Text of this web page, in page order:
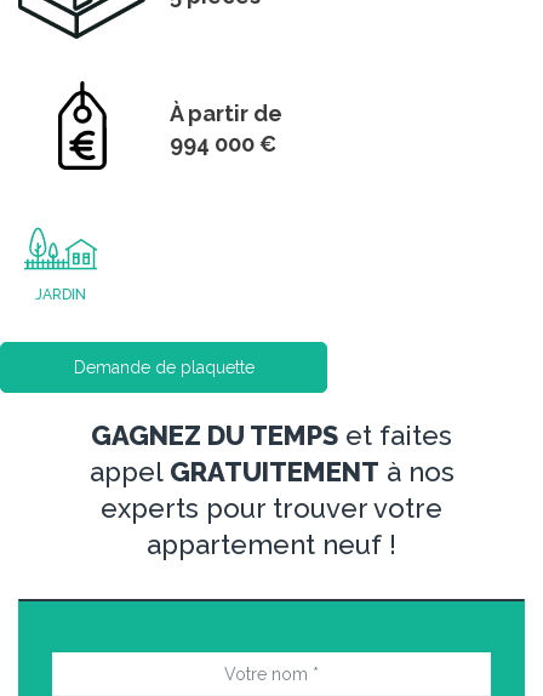
À partir de
994 000 €
JARDIN
Demande de plaquette
GAGNEZ DU TEMPS et faites
appel GRATUITEMENT à nos
experts pour trouver votre
appartement neuf !